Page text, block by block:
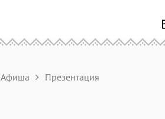
Афиша Презентация